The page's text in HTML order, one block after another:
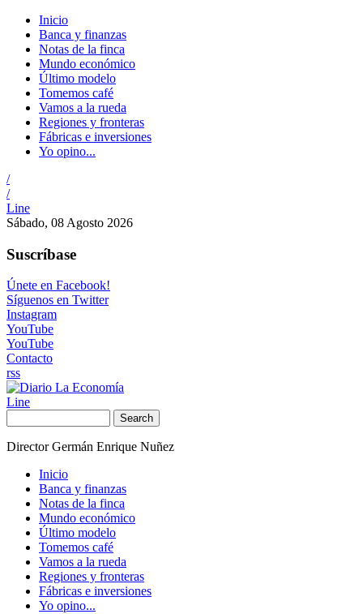
Inicio
Banca y finanzas
Notas de la finca
Mundo económico
Último modelo
Tomemos café
Vamos a la rueda
Regiones y fronteras
Fábricas e inversiones
Yo opino...
/
/
Line
Sábado, 08 Agosto 2026
Suscríbase
Únete en Facebook!
Síguenos en Twitter
Instagram
YouTube
YouTube
Contacto
rss
Line
Search
Director Germán Enrique Nuñez
Inicio
Banca y finanzas
Notas de la finca
Mundo económico
Último modelo
Tomemos café
Vamos a la rueda
Regiones y fronteras
Fábricas e inversiones
Yo opino...